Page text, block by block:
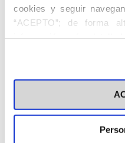
cookies y seguir
“ACEPTO”; de forma
información más
en el botón
visitar nuestra Política de
Centro de
adscripción
Murcia